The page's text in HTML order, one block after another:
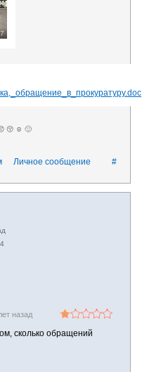
😚 ☺️ 🙂
#
Личное сообщение
назад
сколько обращений